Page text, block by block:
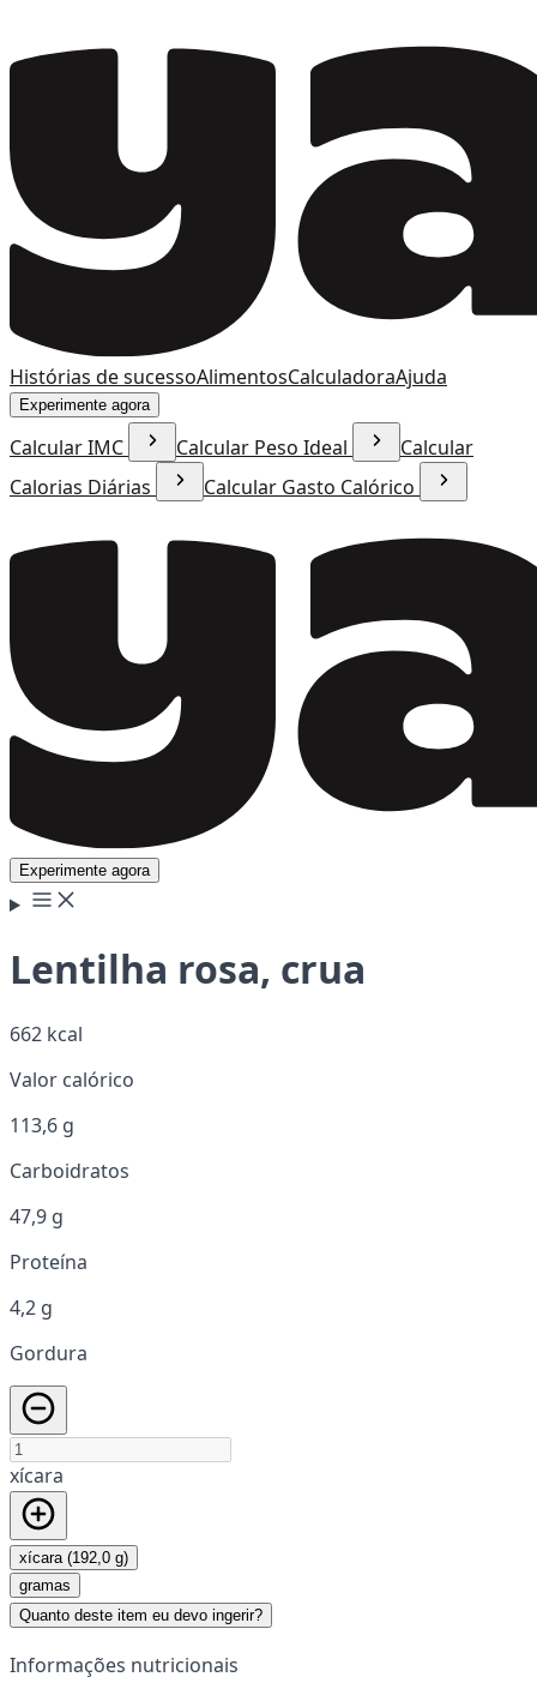
Histórias de sucessoAlimentosCalculadoraAjuda
Experimente agora
Calcular IMC Calcular Peso Ideal
Calcular
Calorias Diárias
Calcular Gasto Calórico
Experimente agora
Lentilha rosa, crua
662 kcal
Valor calórico
113,6 g
Carboidratos
47,9 g
Proteína
4,2 g
Gordura
xícara
xícara (192,0 g)
gramas
Quanto deste item eu devo ingerir?
Informações nutricionais